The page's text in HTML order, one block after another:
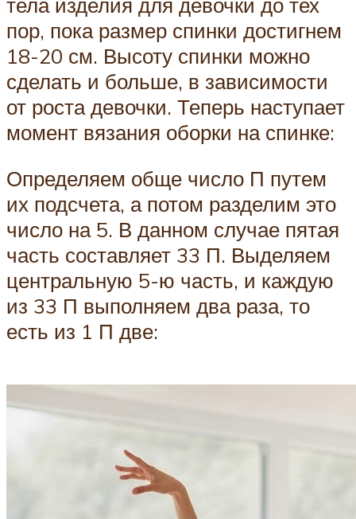
тела изделия для девочки до тех
пор, пока размер спинки достигнем
18-20 см. Высоту спинки можно
сделать и больше, в зависимости
от роста девочки. Теперь наступает
момент вязания оборки на спинке:
Определяем обще число П путем
их подсчета, а потом разделим это
число на 5. В данном случае пятая
часть составляет 33 П. Выделяем
центральную 5-ю часть, и каждую
из 33 П выполняем два раза, то
есть из 1 П две: